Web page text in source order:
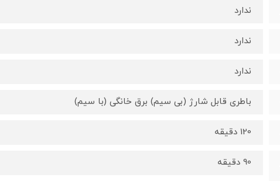
ندارد
ندارد
ندارد
باطری قابل شارژ (بی سیم) برق خانگی (با سیم)
120 دقیقه
90 دقیقه